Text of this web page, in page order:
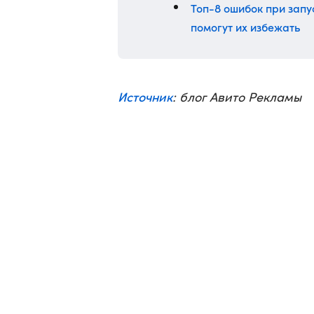
Топ-8 ошибок при
помогут их избежать
Источник: блог Авито Рекламы